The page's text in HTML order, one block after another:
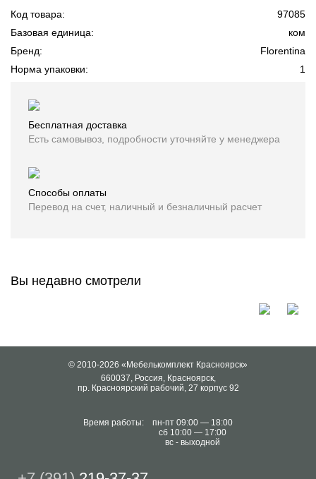
Код товара:
97085
Базовая единица:
ком
Бренд:
Florentina
Норма упаковки:
1
Бесплатная доставка
Есть самовывоз, подробности уточняйте у менеджера
Способы оплаты
Перевод на счет, наличный и безналичный расчет
Вы недавно смотрели
© 2010-2026 «Мебелькомплект Красноярск»
660037, Россия, Красноярск,
пр. Красноярский рабочий, 27 корпус 92
Время работы:
пн-пт 09:00 — 18:00
сб 10:00 — 17:00
вс - выходной